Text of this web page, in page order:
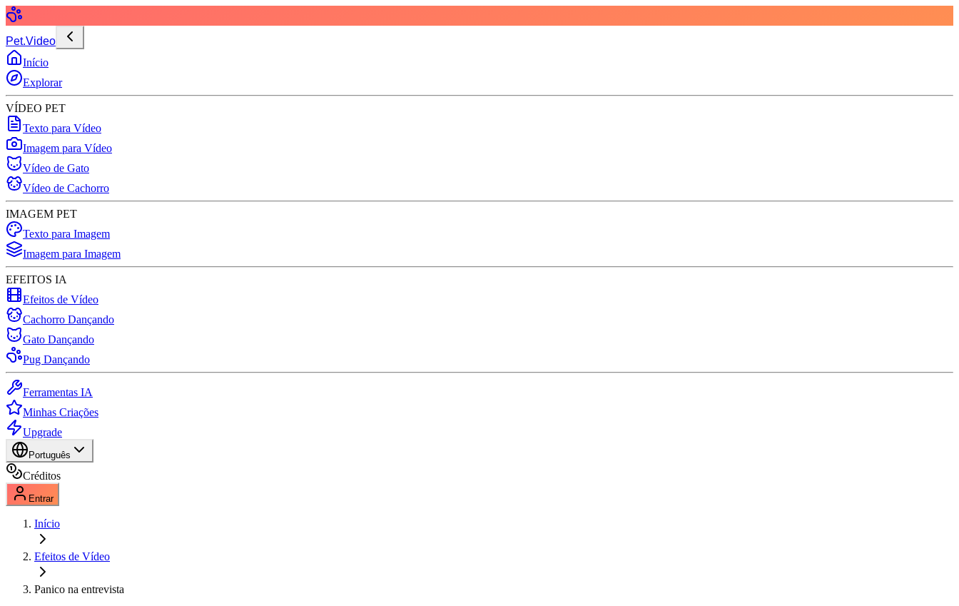
Pet.Video
Início
Explorar
VÍDEO PET
Texto para Vídeo
Imagem para Vídeo
Vídeo de Gato
Vídeo de Cachorro
IMAGEM PET
Texto para Imagem
Imagem para Imagem
EFEITOS IA
Efeitos de Vídeo
Cachorro Dançando
Gato Dançando
Pug Dançando
Ferramentas IA
Minhas Criações
Upgrade
Português
Créditos
Entrar
Início
Efeitos de Vídeo
Panico na entrevista